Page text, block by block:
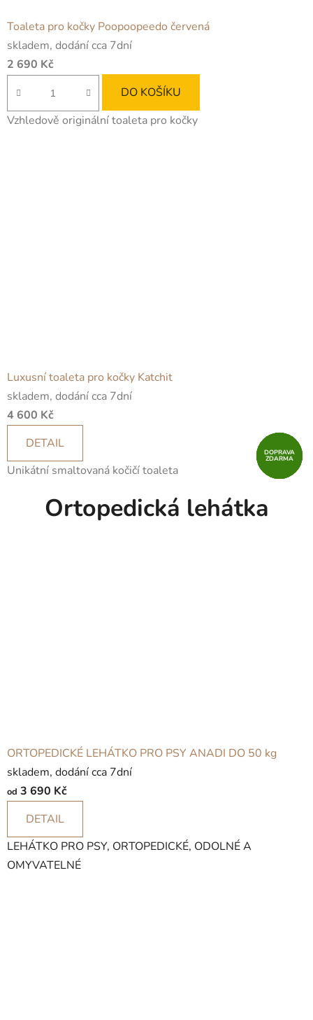
DOPRAVA
ZDARMA
DOPRAVA
ZDARMA
DOPRAVA
ZDARMA
DOPRAVA
ZDARMA
DOPRAVA
ZDARMA
Toaleta pro kočky Poopoopeedo červená
skladem, dodání cca 7dní
2 690 Kč
DO KOŠÍKU
Vzhledově originální toaleta pro kočky
Luxusní toaleta pro kočky Katchit
skladem, dodání cca 7dní
4 600 Kč
DETAIL
Unikátní smaltovaná kočičí toaleta
Ortopedická lehátka
ORTOPEDICKÉ LEHÁTKO PRO PSY ANADI DO 50 kg
skladem, dodání cca 7dní
od 3 690 Kč
DETAIL
LEHÁTKO PRO PSY, ORTOPEDICKÉ, ODOLNÉ A
OMYVATELNÉ